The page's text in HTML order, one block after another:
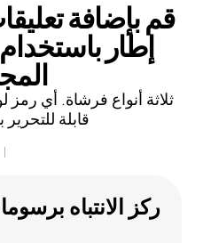
قم بإضافة
إطار
ثلاثة أنواع فرشاة. أي
قابلة
ركز الانتباه